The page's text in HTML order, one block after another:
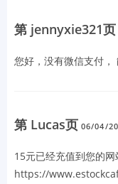
第 jennyxie321页
您好， 没有微信支付，
第 Lucas页 06/04/
15元已经充值到您的网
https://